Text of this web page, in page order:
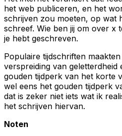
het web publiceren, en het
schrijven zou moeten, op wat
schreef. Wie ben jij om over x
je hebt geschreven.
Populaire tijdschriften
verspreiding van
gouden tijdperk van het korte
wel eens het gouden tijdperk
dat is zeker niet iets wat ik
het schrijven hiervan.
Noten